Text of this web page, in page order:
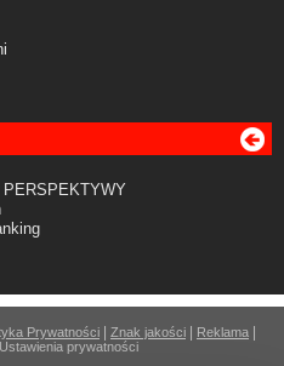
Prywatności Znak jakości Reklama
Ustawienia prywatności